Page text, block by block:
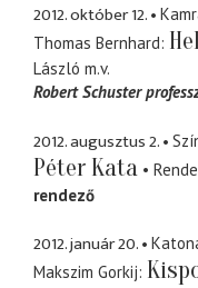
2012. október 12.
Thomas Bernhard
László m.v.
Robert Schuster
2012. augusztus 2.
Péter Kata
rendező
2012. január 20.
Makszim Gorkij